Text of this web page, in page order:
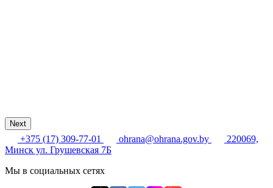
Next
+375 (17) 309-77-01 ohrana@ohrana.gov.by
220069,
Минск ул. Грушевская 7Б
Мы в социальных сетях